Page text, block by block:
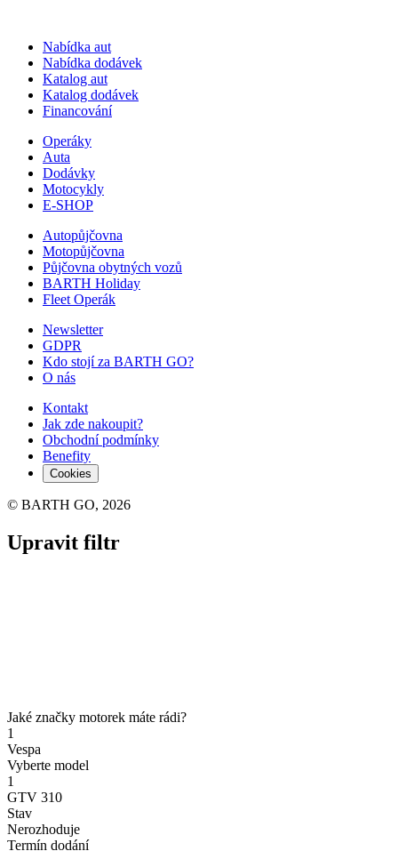
Nabídka aut
Nabídka dodávek
Katalog aut
Katalog dodávek
Financování
Operáky
Auta
Dodávky
Motocykly
E-SHOP
Autopůjčovna
Motopůjčovna
Půjčovna obytných vozů
BARTH Holiday
Fleet Operák
Newsletter
GDPR
Kdo stojí za BARTH GO?
O nás
Kontakt
Jak zde nakoupit?
Obchodní podmínky
Benefity
Cookies
© BARTH GO, 2026
Upravit filtr
Jaké značky motorek máte rádi?
1
Vespa
Vyberte model
1
GTV 310
Stav
Nerozhoduje
Termín dodání